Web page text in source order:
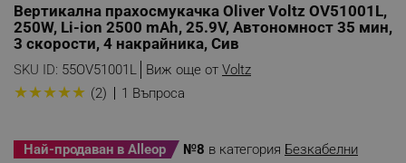
Вертикална прахосмукачка Oliver Voltz OV51001L,
250W, Li-ion 2500 mAh, 25.9V, Автономност 35 мин,
3 скорости, 4 накрайника, Сив
SKU ID: 55OV51001L Виж още от Voltz
★★★★★ (2) 1 Въпроса
Най-продаван в Alleop №8 в категория Безкабелни